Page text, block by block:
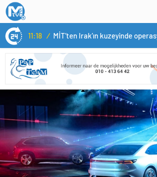
11:18 /